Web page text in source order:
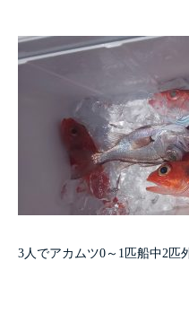
3人でアカムツ0～1匹船中2匹